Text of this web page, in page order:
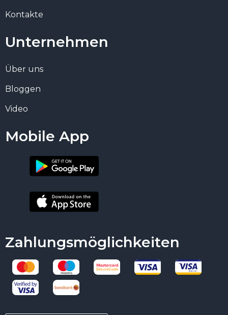
Kontakte
Unternehmen
Über uns
Bloggen
Video
Mobile App
Zahlungsmöglichkeiten